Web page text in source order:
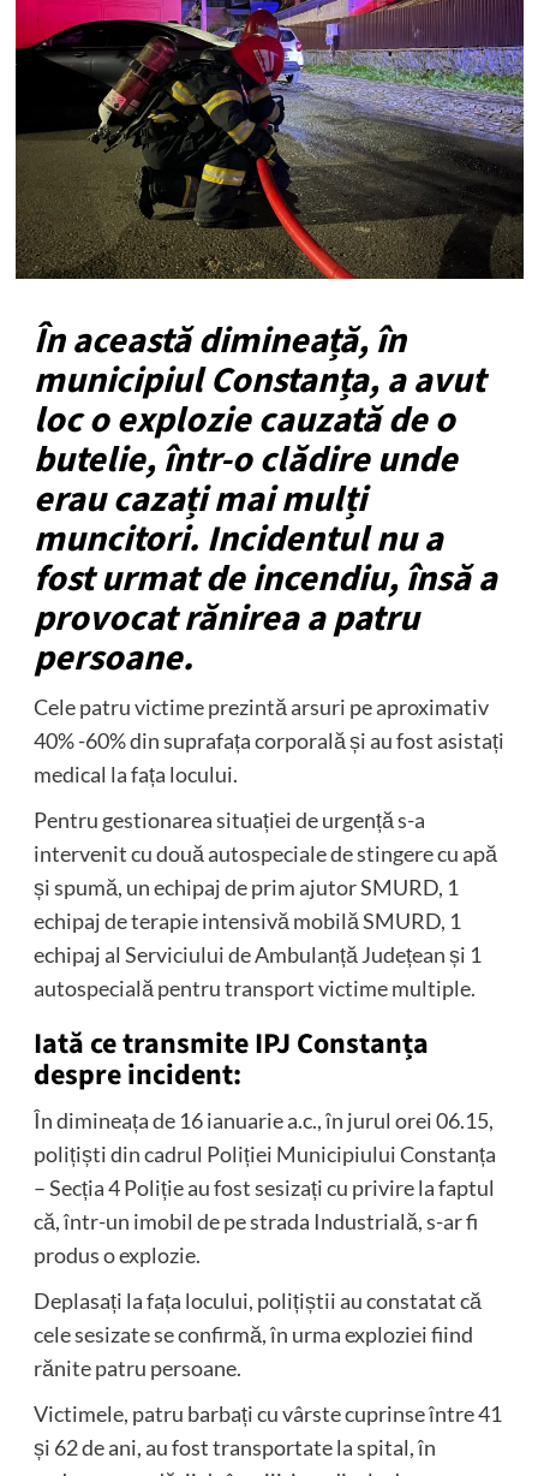
În această dimineață, în
municipiul Constanța, a avut
loc o explozie cauzată de o
butelie, într-o clădire unde
erau cazați mai mulți
muncitori. Incidentul nu a
fost urmat de incendiu, însă a
provocat rănirea a patru
persoane.
Cele patru victime prezintă arsuri pe aproximativ
40% -60% din suprafața corporală și au fost asistați
medical la fața locului.
Pentru gestionarea situației de urgență s-a
intervenit cu două autospeciale de stingere cu apă
și spumă, un echipaj de prim ajutor SMURD, 1
echipaj de terapie intensivă mobilă SMURD, 1
echipaj al Serviciului de Ambulanță Județean și 1
autospecială pentru transport victime multiple.
Iată ce transmite IPJ Constanța
despre incident:
În dimineața de 16 ianuarie a.c., în jurul orei 06.15,
polițiști din cadrul Poliției Municipiului Constanța
– Secția 4 Poliție au fost sesizați cu privire la faptul
că, într-un imobil de pe strada Industrială, s-ar fi
produs o explozie.
Deplasați la fața locului, polițiștii au constatat că
cele sesizate se confirmă, în urma exploziei fiind
rănite patru persoane.
Victimele, patru barbați cu vârste cuprinse între 41
și 62 de ani, au fost transportate la spital, în